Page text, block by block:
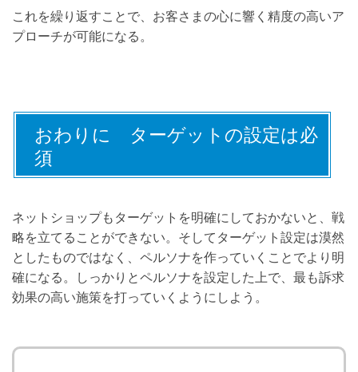
これを繰り返すことで、お客さまの心に響く精度の高いア
プローチが可能になる。
おわりに ターゲットの設定は必
須
ネットショップもターゲットを明確にしておかないと、戦
略を立てることができない。そしてターゲット設定は漠然
としたものではなく、ペルソナを作っていくことでより明
確になる。しっかりとペルソナを設定した上で、最も訴求
効果の高い施策を打っていくようにしよう。